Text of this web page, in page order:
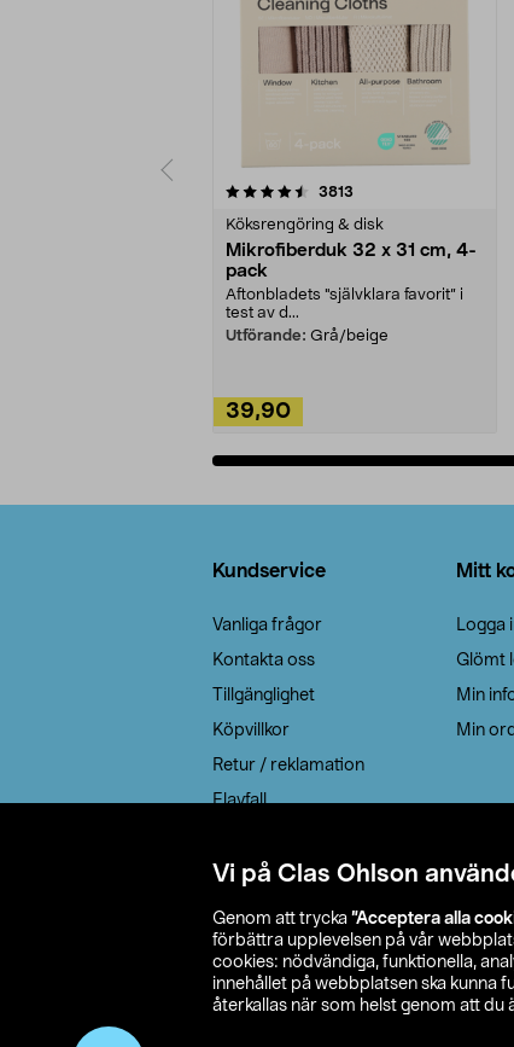
Vi på Clas Ohlson
Genom att trycka ”Acceptera alla
förbättra upplevelsen på vår
cookies: nödvändiga, funktionella,
innehållet på webbplatsen ska kunna
återkallas när som helst genom att
3813
Köksrengöring & disk
Mikrofiberduk 32 x 31 cm, 4-
pack
Aftonbladets "självklara favorit” i
test av d...
Utförande: Grå/beige
39,90
4.0av 5 stjärnor
Kundservice
Vanliga frågor
Kontakta oss
Tillgänglighet
Köpvillkor
Retur / reklamation
Elavfall
Leveransalternativ
Mitt
Logga
Glömt
Min
Min